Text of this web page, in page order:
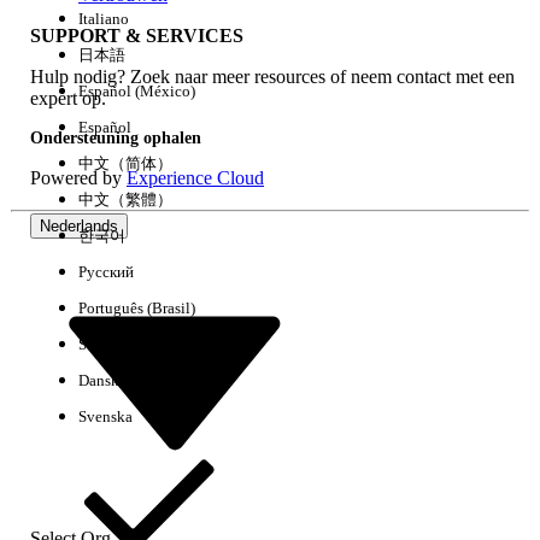
Alles wissen Gereed
Geen resultaten
Hier zijn enkele zoektips
Controleer de spelling van uw trefwoorden.
SUPPORT & SERVICES
Hulp nodig? Zoek naar meer resources of neem contact met een
expert op.
Ondersteuning ophalen
Powered byExperience Cloud
Nederlands
Italiano
日本語
Español (México)
Español
中文（简体）
中文（繁體）
한국어
Русский
Português (Brasil)
Suomi
Dansk
Svenska